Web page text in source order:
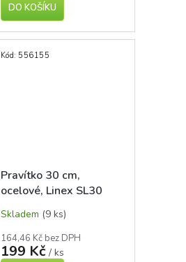
DO KOŠÍKU
Pravítko 30 cm,
ocelové, Linex SL30
Skladem (9 ks)
164,46 Kč bez DPH
199 Kč / ks
Kód: 556155